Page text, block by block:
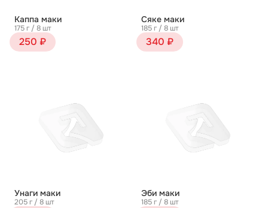
Каппа маки
175 г / 8 шт
250 ₽
Сяке маки
185 г / 8 шт
340 ₽
Унаги маки
205 г / 8 шт
Эби маки
185 г / 8 шт